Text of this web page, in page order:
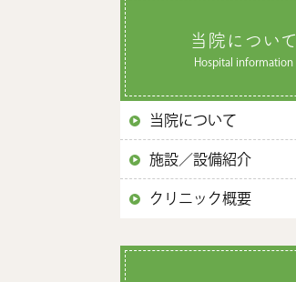
当院について
Hospital information
当院について
施設／設備紹介
クリニック概要